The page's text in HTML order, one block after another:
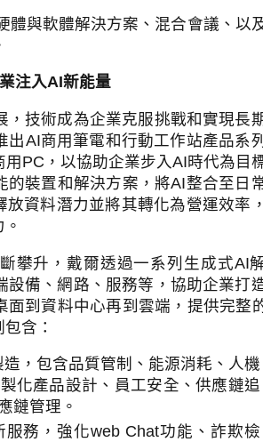
體與軟體解決方案、混合會議、以
注入AI新能量
技術成為企業克服挑戰和實現長
出AI商用筆電和行動工作站產品系
用PC ，以協助企業步入AI時代為目
的裝置和解決方案，將AI整合至日
放資料潛力並將其轉化為營運效率
攀升，戴爾透過一系列生成式AI
設備、網路、服務等，協助企業打
面到資料中心再到雲端，提供完整
含：
，包含品質管制、能源消耗、人機
化產品設計、員工安全、供應鏈追
鏈管理。
服務，強化web Chat功能、詐欺檢